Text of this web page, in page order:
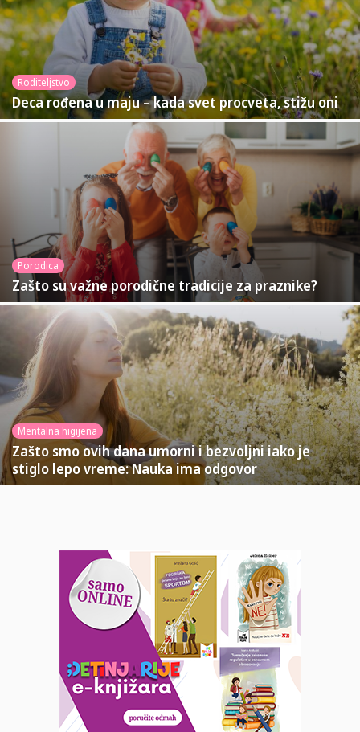
Roditeljstvo
Deca rođena u maju – kada svet procveta, stižu oni
Porodica
Zašto su važne porodične tradicije za praznike?
Mentalna higijena
Zašto smo ovih dana umorni i bezvoljni iako je
stiglo lepo vreme: Nauka ima odgovor